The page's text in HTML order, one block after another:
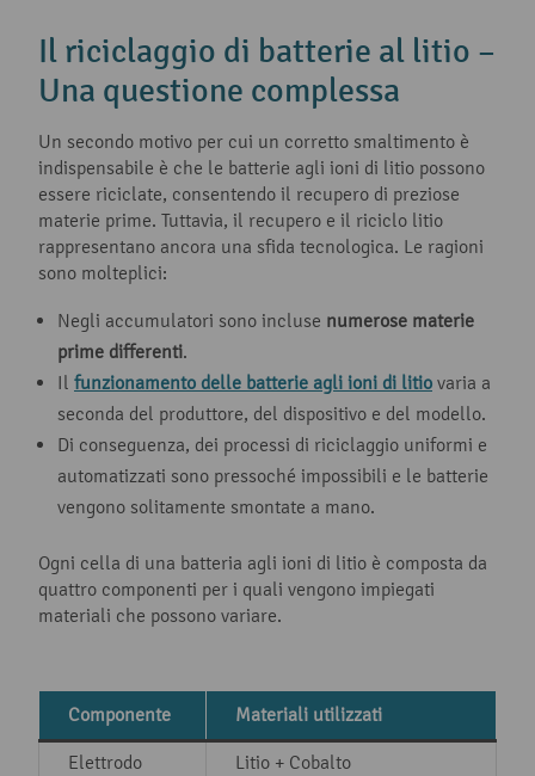
Il riciclaggio di batterie al litio –
Una questione complessa
Un secondo motivo per cui un corretto smaltimento è
indispensabile è che le batterie agli ioni di litio possono
essere riciclate, consentendo il recupero di preziose
materie prime. Tuttavia, il recupero e il riciclo litio
rappresentano ancora una sfida tecnologica. Le ragioni
sono molteplici:
Negli accumulatori sono incluse numerose materie
prime differenti.
Il funzionamento delle batterie agli ioni di litio varia a
seconda del produttore, del dispositivo e del modello.
Di conseguenza, dei processi di riciclaggio uniformi e
automatizzati sono pressoché impossibili e le batterie
vengono solitamente smontate a mano.
Ogni cella di una batteria agli ioni di litio è composta da
quattro componenti per i quali vengono impiegati
materiali che possono variare.
Componente Materiali utilizzati
Elettrodo
Litio + Cobalto